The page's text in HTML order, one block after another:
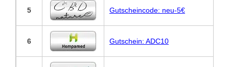
5 Gutscheincode: neu-5€
6 Gutschein: ADC10